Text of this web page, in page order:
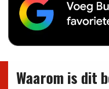
Waarom is dit